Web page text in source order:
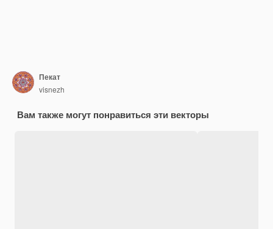
Пекат
visnezh
Вам также могут понравиться эти векторы